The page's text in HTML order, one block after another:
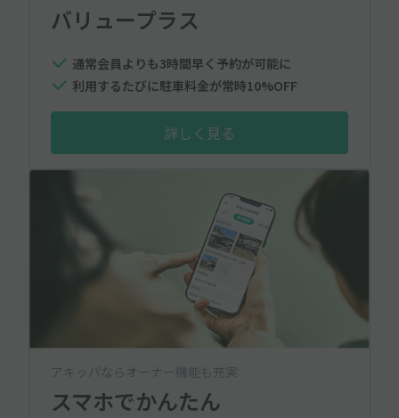
バリュープラス
通常会員よりも3時間早く予約が可能に
利用するたびに駐車料金が常時10%OFF
詳しく見る
アキッパならオーナー機能も充実
スマホでかんたん